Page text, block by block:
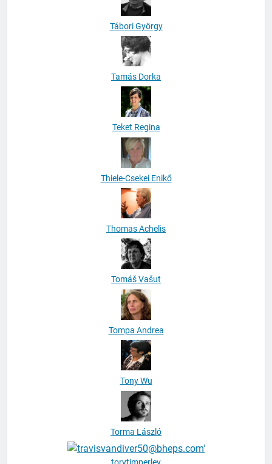
Tábori György
Tamás Dorka
Teket Regina
Thiele-Csekei Enikő
Thomas Achelis
Tomáš Vašut
Tompa Andrea
Tony Wu
Torma László